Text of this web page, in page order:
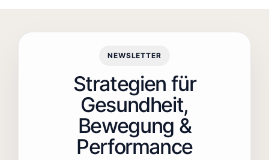
NEWSLETTER
Strategien für
Gesundheit,
Bewegung &
Performance